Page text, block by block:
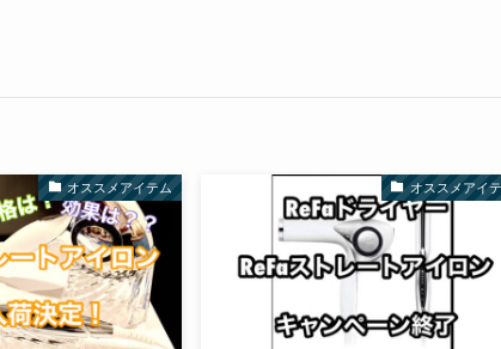
オススメアイテム オススメアイ